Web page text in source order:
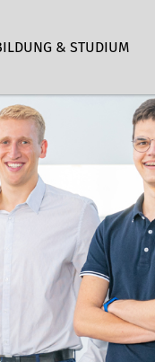
& STUDIUM